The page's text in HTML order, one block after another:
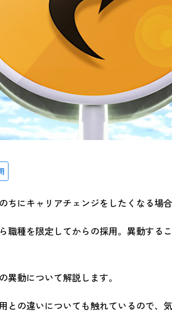
ちにキャリアチェンジをしたくなる場合
職種を限定してからの採用。異動する
異動について解説します。
との違いについても触れているので、